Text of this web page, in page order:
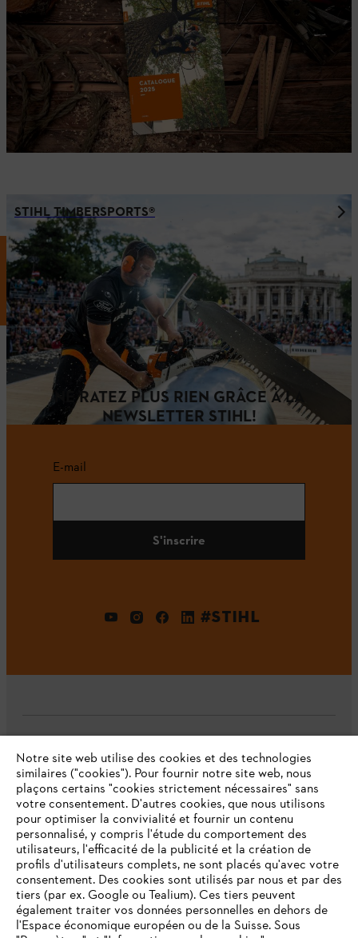
STIHL TIMBERSPORTS®
INFORMATIONS PRATIQUES ET
ÉVÉNEMENTS POUR LES PROFESSIO
NE RATEZ PLUS RIEN GRÂCE À LA
NEWSLETTER STIHL!
E-mail
S'inscrire
#STIHL
L'Entreprise
Questions fréquentes
Service
Notre site web utilise des cookies et des technologies
similaires ("cookies"). Pour fournir notre site web, nous
plaçons certains "cookies strictement nécessaires" sans
votre consentement. D'autres cookies, que nous utilisons
pour optimiser la convivialité et fournir un contenu
personnalisé, y compris l'étude du comportement des
utilisateurs, l'efficacité de la publicité et la création de
profils d'utilisateurs complets, ne sont placés qu'avec votre
consentement. Des cookies sont utilisés par nous et par des
tiers (par ex. Google ou Tealium). Ces tiers peuvent
également traiter vos données personnelles en dehors de
l'Espace économique européen ou de la Suisse. Sous